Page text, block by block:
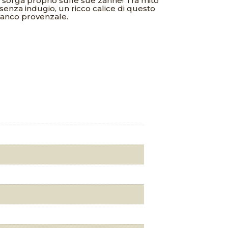
indugio, un ricco calice di questo
provenzale.